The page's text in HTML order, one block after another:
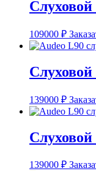
Слуховой
109000 ₽
Слуховой
139000 ₽
Слуховой
139000 ₽